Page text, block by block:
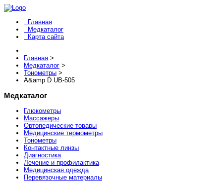
Главная
Медкаталог
Карта сайта
Главная >
Медкаталог >
Тонометры >
A&amp D UB-505
Медкаталог
Глюкометры
Массажеры
Ортопедические товары
Медицинские термометры
Тонометры
Контактные линзы
Диагностика
Лечение и профилактика
Медицинская одежда
Перевязочные материалы